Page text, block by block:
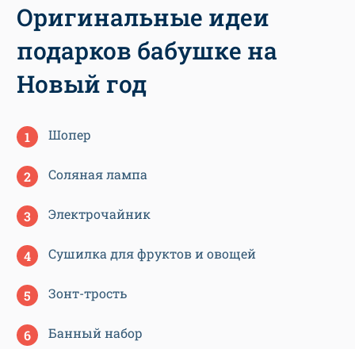
Оригинальные идеи
подарков бабушке на
Новый год
Шопер
Соляная лампа
Электрочайник
Сушилка для фруктов и овощей
Зонт-трость
Банный набор